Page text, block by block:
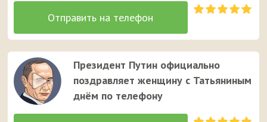
Президент Путин официально
поздравляет женщину с Татьяниным
днём по телефону